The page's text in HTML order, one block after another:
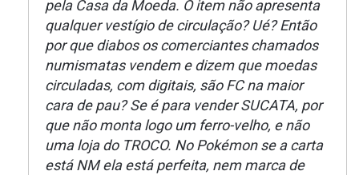
pela Casa da Moeda. O item não apresenta
qualquer vestígio de circulação? Ué? Então
por que diabos os comerciantes chamados
numismatas vendem e dizem que moedas
circuladas, com digitais, são FC na maior
cara de pau? Se é para vender SUCATA, por
que não monta logo um ferro-velho, e não
uma loja do TROCO. No Pokémon se a carta
está NM ela está perfeita, nem marca de